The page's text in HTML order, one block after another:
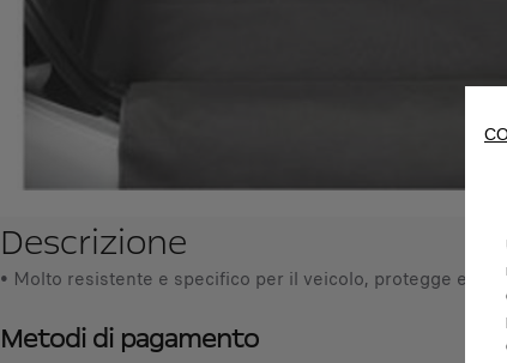
Descrizione
• Molto resistente e specifico per il veicolo, protegge
Metodi di pagamento